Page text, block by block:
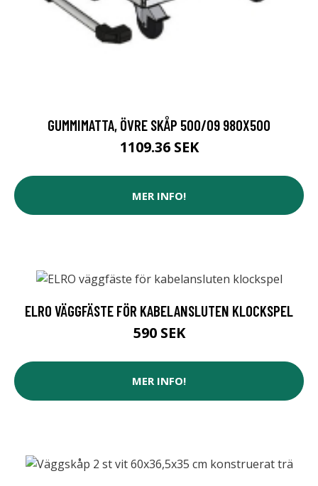
GUMMIMATTA, ÖVRE SKÅP 500/09 980X500
1109.36 SEK
MER INFO!
ELRO VÄGGFÄSTE FÖR KABELANSLUTEN KLOCKSPEL
590 SEK
MER INFO!